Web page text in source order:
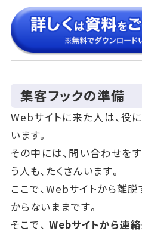
集客フックの準備
Webサイトに来た人は、役
います。
その中には、問い合わせを
う人も、たくさんいます。
ここで、Webサイトから離
からないままです。
そこで、 Webサイトから連